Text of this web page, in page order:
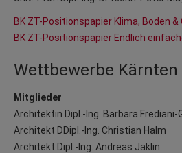
BK ZT-Positionspapier Klima, Boden
BK ZT-Positionspapier Endlich
Wettbewerbe Kärnten
Mitglieder
Architektin Dipl.-Ing. Barbara Frediani-
Architekt DDipl.-Ing. Christian Halm
Architekt Dipl.-Ing. Andreas Jaklin